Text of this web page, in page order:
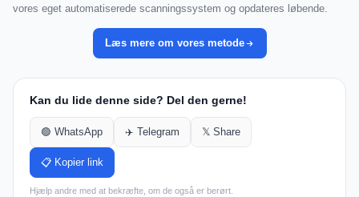
vores eget automatiserede scanningssystem og opdateres løbende.
Læs mere om vores metode
Kan du lide denne side? Del den gerne!
🟢 WhatsApp ✈️ Telegram 𝕏 Share
📋 Kopier link
Hjælp andre med at bekræfte, om de også er berørt.